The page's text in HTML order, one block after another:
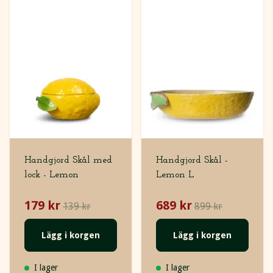
Handgjord Skål med
lock - Lemon
179 kr 139 kr
Lägg i korgen
I lager
Handgjord Skål -
Lemon L
689 kr 899 kr
Lägg i korgen
I lager